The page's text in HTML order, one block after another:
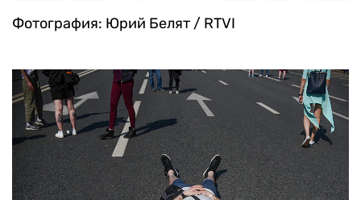
Фотография: Юрий Белят / RTVI